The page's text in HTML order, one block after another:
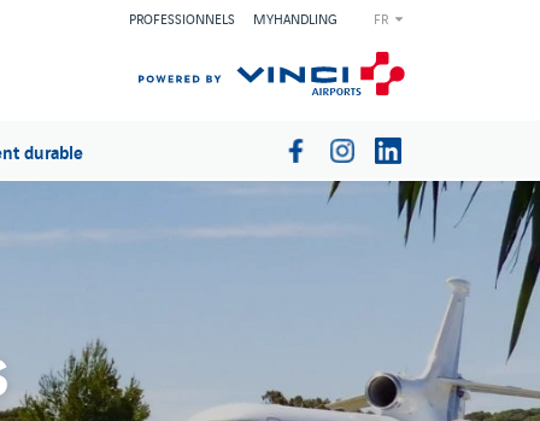
PROFESSIONNELS MYHANDLING FR
durable